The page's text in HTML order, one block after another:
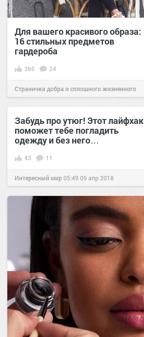
Для вашего красивого образа:
16 стильных предметов
гардероба
365 24
Страничка добра и сплошного жизненного
позитива! 16:18 06 фев 2021
Забудь про утюг! Этот лайфхак
поможет тебе погладить
одежду и без него…
43 11
Интересный мир05:49 09 апр 2018